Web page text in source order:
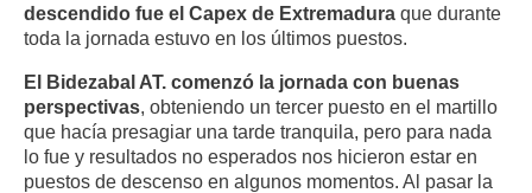
descendido fue el Capex de Extremadura que durante
toda la jornada estuvo en los últimos puestos.
El Bidezabal AT. comenzó la jornada con buenas
perspectivas, obteniendo un tercer puesto en el martillo
que hacía presagiar una tarde tranquila, pero para nada
lo fue y resultados no esperados nos hicieron estar en
puestos de descenso en algunos momentos. Al pasar la